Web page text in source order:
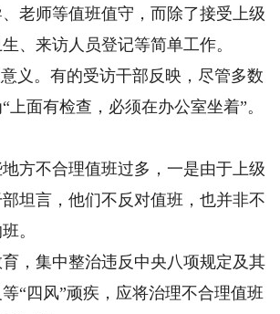
老师等值班值守，而除了接受上级
、来访人员登记等简单工作。
义。有的受访干部反映，尽管多数
面有检查，必须在办公室坐着”。
方不合理值班过多，一是由于上级
坦言，他们不反对值班，也并非不
。
，集中整治违反中央八项规定及其
“四风”顽疾，应将治理不合理值班